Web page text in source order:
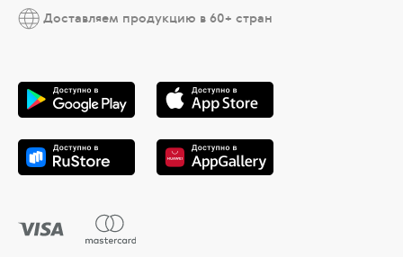
Доставляем продукцию в 60+ стран